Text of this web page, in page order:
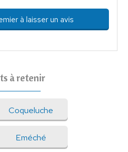
à laisser un avis
à retenir
Coqueluche
Eméché